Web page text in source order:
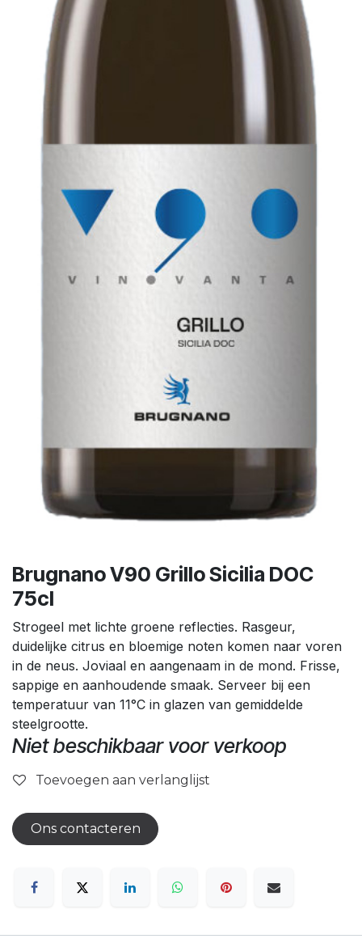
Brugnano V90 Grillo Sicilia DOC
75cl
Strogeel met lichte groene reflecties. Rasgeur,
duidelijke citrus en bloemige noten komen naar voren
in de neus. Joviaal en aangenaam in de mond. Frisse,
sappige en aanhoudende smaak. Serveer bij een
temperatuur van 11°C in glazen van gemiddelde
steelgrootte.
Niet beschikbaar voor verkoop
Toevoegen aan verlanglijst
Ons contacteren